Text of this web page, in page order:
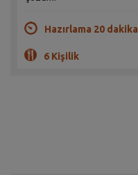
Hazırlama 20 dakika
6 Kişilik